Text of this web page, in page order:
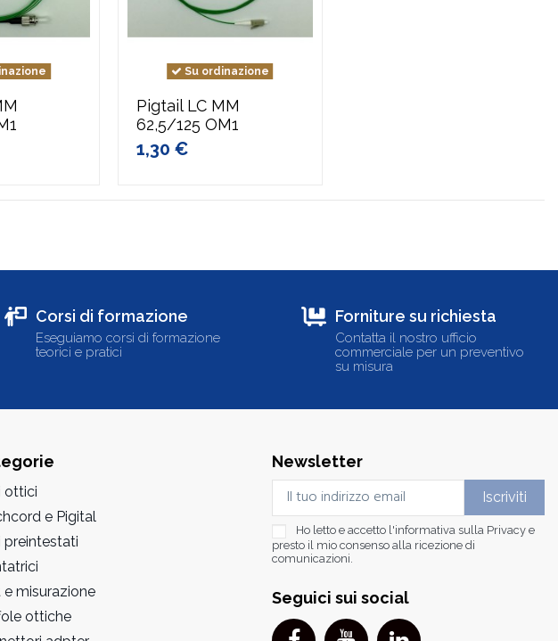
Su ordinazione
Pigtail LC MM
62,5/125 OM1
1,30 €
Corsi di formazione
Eseguiamo corsi di formazione
teorici e pratici
Forniture su richiesta
Contatta il nostro ufficio
commerciale per un preventivo
su misura
ottici
e Pigital
preintestati
e misurazione
ottiche
Newsletter
Ho letto e accetto l'informativa sulla Privacy e
presto il mio consenso alla ricezione di
comunicazioni.
Seguici sui social